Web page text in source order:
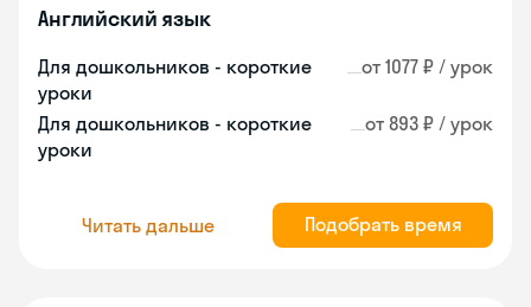
Английский язык
Для дошкольников - короткие
уроки
от 1077 ₽ / урок
Для дошкольников - короткие
уроки
от 893 ₽ / урок
Читать дальше Подобрать время